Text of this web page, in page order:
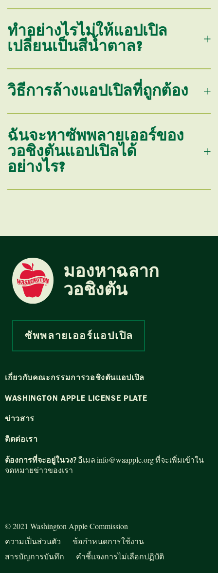
ทำอย่างไรไม่ให้แอปเปิล
เปลี่ยนเป็นสีน้ำตาล?
วิธีการล้างแอปเปิลที่ถูกต้อง
ฉันจะหาซัพพลายเออร์ของ
วอชิงตันแอปเปิลได้
อย่างไร?
มองหาฉลาก
วอชิงตัน
ซัพพลายเออร์แอปเปิล
เกี่ยวกับคณะกรรมการวอชิงตันแอปเปิล
WASHINGTON APPLE LICENSE PLATE
ข่าวสาร
ติดต่อเรา
ต้องการที่จะอยู่ในวง? อีเมล info@waapple.orgที่จะเพิ่มเข้าใน
จดหมายข่าวของเรา
© 2021 Washington Apple Commission
ความเป็นส่วนตัว
ข้อกำหนดการใช้งาน
สารบัญการบันทึก
คำชี้แจงการไม่เลือกปฏิบัติ